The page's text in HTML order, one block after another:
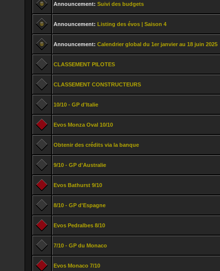
Announcement: Suivi des budgets
Announcement: Listing des évos | Saison 4
Announcement: Calendrier global du 1er janvier au 18 juin 2025
CLASSEMENT PILOTES
CLASSEMENT CONSTRUCTEURS
10/10 - GP d'Italie
Evos Monza Oval 10/10
Obtenir des crédits via la banque
9/10 - GP d'Australie
Evos Bathurst 9/10
8/10 - GP d'Espagne
Evos Pedralbes 8/10
7/10 - GP du Monaco
Evos Monaco 7/10